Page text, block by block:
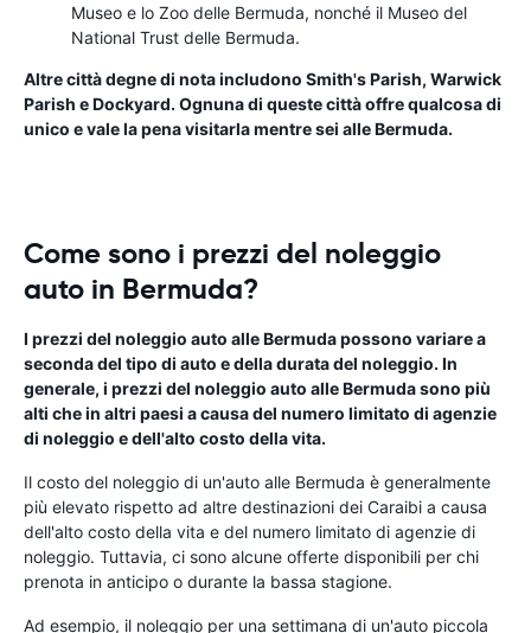
Museo e lo Zoo delle Bermuda, nonché il Museo del
National Trust delle Bermuda.
Altre città degne di nota includono Smith's Parish, Warwick
Parish e Dockyard. Ognuna di queste città offre qualcosa di
unico e vale la pena visitarla mentre sei alle Bermuda.
Come sono i prezzi del noleggio
auto in Bermuda?
I prezzi del noleggio auto alle Bermuda possono variare a
seconda del tipo di auto e della durata del noleggio. In
generale, i prezzi del noleggio auto alle Bermuda sono più
alti che in altri paesi a causa del numero limitato di agenzie
di noleggio e dell'alto costo della vita.
Il costo del noleggio di un'auto alle Bermuda è generalmente
più elevato rispetto ad altre destinazioni dei Caraibi a causa
dell'alto costo della vita e del numero limitato di agenzie di
noleggio. Tuttavia, ci sono alcune offerte disponibili per chi
prenota in anticipo o durante la bassa stagione.
Ad esempio, il noleggio per una settimana di un'auto piccola